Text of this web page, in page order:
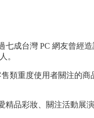
七成台灣 PC 網友曾經
。
類重度使用者關注的商
精品彩妝、關注活動展演